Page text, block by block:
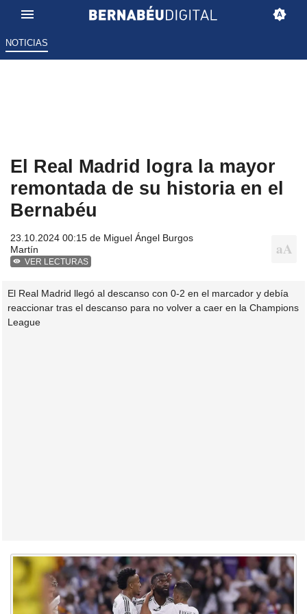
NOTICIAS
El Real Madrid logra la mayor
remontada de su historia en el
Bernabéu
23.10.2024 00:15 de Miguel Ángel Burgos
Martín
VER LECTURAS
El Real Madrid llegó al descanso con 0-2 en el marcador y debía
reaccionar tras el descanso para no volver a caer en la Champions
League